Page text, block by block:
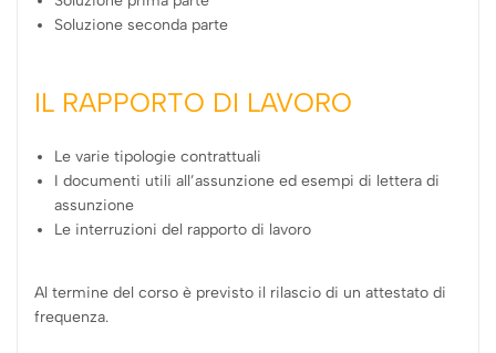
Soluzione seconda parte
IL RAPPORTO DI LAVORO
Le varie tipologie contrattuali
I documenti utili all’assunzione ed esempi di lettera di
assunzione
Le interruzioni del rapporto di lavoro
Al termine del corso è previsto il rilascio di un attestato di
frequenza.